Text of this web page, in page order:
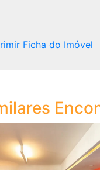
Ficha do Imóvel